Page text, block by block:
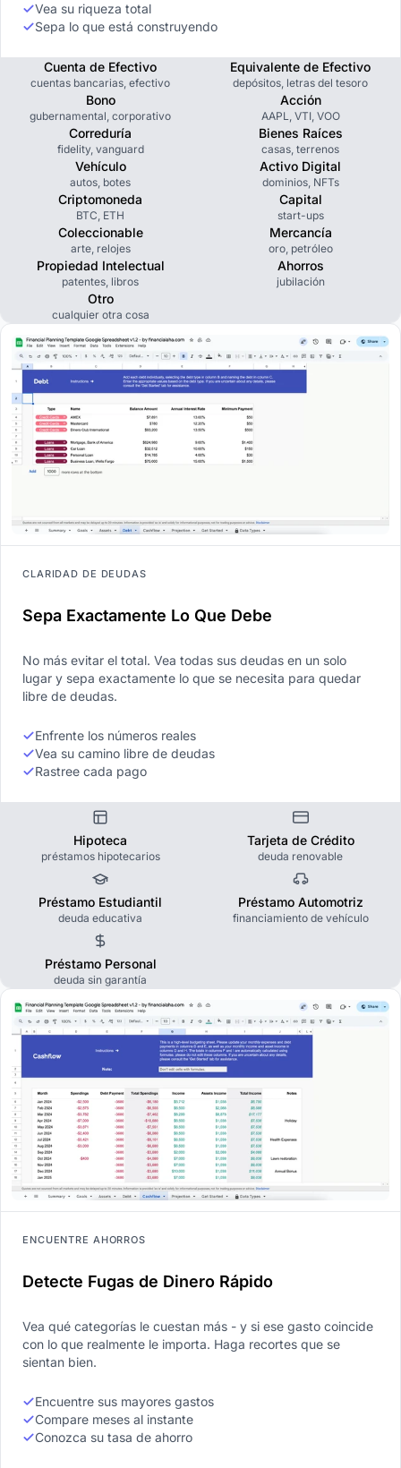
Vea su riqueza total
Sepa lo que está construyendo
Cuenta de Efectivo
cuentas bancarias, efectivo
Equivalente de Efectivo
depósitos, letras del tesoro
Bono
gubernamental, corporativo
Acción
AAPL, VTI, VOO
Correduría
fidelity, vanguard
Bienes Raíces
casas, terrenos
Vehículo
autos, botes
Activo Digital
dominios, NFTs
Criptomoneda
BTC, ETH
Capital
start-ups
Coleccionable
arte, relojes
Mercancía
oro, petróleo
Propiedad Intelectual
patentes, libros
Ahorros
jubilación
Otro
cualquier otra cosa
CLARIDAD DE DEUDAS
Sepa Exactamente Lo Que Debe
No más evitar el total. Vea todas sus deudas en un solo
lugar y sepa exactamente lo que se necesita para quedar
libre de deudas.
Enfrente los números reales
Vea su camino libre de deudas
Rastree cada pago
Hipoteca
préstamos hipotecarios
Tarjeta de Crédito
deuda renovable
Préstamo Estudiantil
deuda educativa
Préstamo Automotriz
financiamiento de vehículo
Préstamo Personal
deuda sin garantía
ENCUENTRE AHORROS
Detecte Fugas de Dinero Rápido
Vea qué categorías le cuestan más - y si ese gasto coincide
con lo que realmente le importa. Haga recortes que se
sientan bien.
Encuentre sus mayores gastos
Compare meses al instante
Conozca su tasa de ahorro